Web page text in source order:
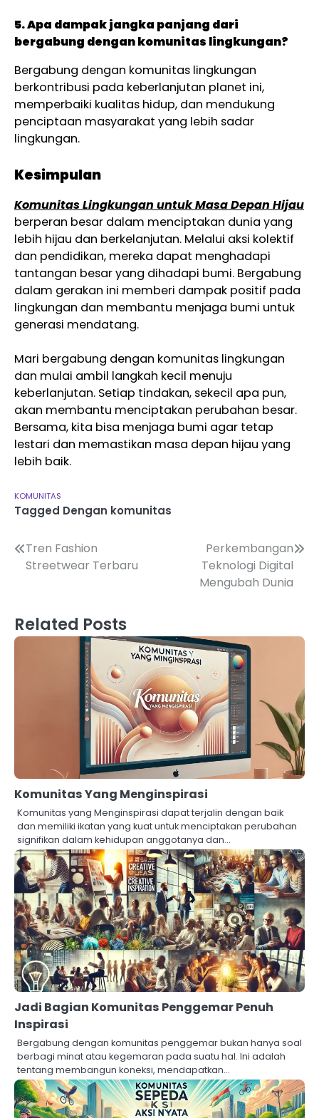
5. Apa dampak jangka panjang dari
bergabung dengan komunitas lingkungan?
Bergabung dengan komunitas lingkungan
berkontribusi pada keberlanjutan planet ini,
memperbaiki kualitas hidup, dan mendukung
penciptaan masyarakat yang lebih sadar
lingkungan.
Kesimpulan
Komunitas Lingkungan untuk Masa Depan Hijau
berperan besar dalam menciptakan dunia yang
lebih hijau dan berkelanjutan. Melalui aksi kolektif
dan pendidikan, mereka dapat menghadapi
tantangan besar yang dihadapi bumi. Bergabung
dalam gerakan ini memberi dampak positif pada
lingkungan dan membantu menjaga bumi untuk
generasi mendatang.
Mari bergabung dengan komunitas lingkungan
dan mulai ambil langkah kecil menuju
keberlanjutan. Setiap tindakan, sekecil apa pun,
akan membantu menciptakan perubahan besar.
Bersama, kita bisa menjaga bumi agar tetap
lestari dan memastikan masa depan hijau yang
lebih baik.
KOMUNITAS
Tagged Dengan komunitas
Navigasi
pos
Tren Fashion
Streetwear Terbaru
Perkembangan
Teknologi Digital
Mengubah Dunia
Related Posts
Komunitas Yang Menginspirasi
Komunitas yang Menginspirasi dapat terjalin dengan baik
dan memiliki ikatan yang kuat untuk menciptakan perubahan
signifikan dalam kehidupan anggotanya dan…
Jadi Bagian Komunitas Penggemar Penuh
Inspirasi
Bergabung dengan komunitas penggemar bukan hanya soal
berbagi minat atau kegemaran pada suatu hal. Ini adalah
tentang membangun koneksi, mendapatkan…